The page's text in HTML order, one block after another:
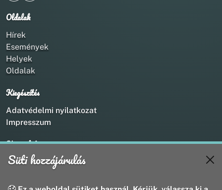
Oldalak
Hírek
Események
Helyek
Oldalak
Kiegészítés
Adatvédelmi nyilatkozat
Impresszum
Kapcsolat
+36 20 211 1888
webmaster@utirany.hu
Süti hozzájárulás